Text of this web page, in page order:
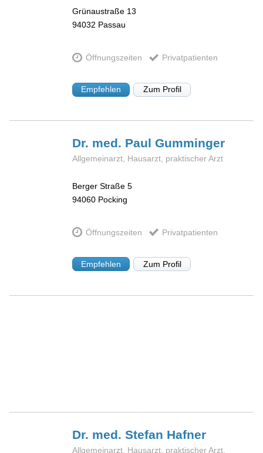
Grünaustraße 13
94032 Passau
Öffnungszeiten Privatpatienten
Empfehlen Zum Profil
Dr. med. PaulGumminger
Allgemeinarzt, Hausarzt, praktischer Arzt
Berger Straße 5
94060 Pocking
Öffnungszeiten Privatpatienten
Empfehlen Zum Profil
Dr. med. Stefan Hafner
Allgemeinarzt, Hausarzt, praktischer Arzt,